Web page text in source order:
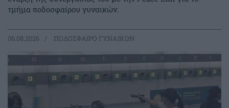
τμήμα ποδοσφαίρου γυναικών.
06.08.2026 ΠΟΔΟΣΦΑΙΡΟ ΓΥΝΑΙΚΩΝ